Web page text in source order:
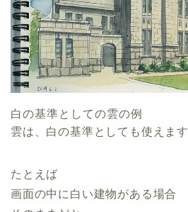
白の基準としての雲の例
雲は、白の基準としても使えます
たとえば
画面の中に白い建物がある場合